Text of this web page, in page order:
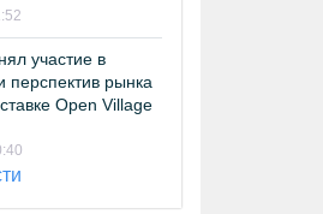
участие в
перспектив рынка
Open Village